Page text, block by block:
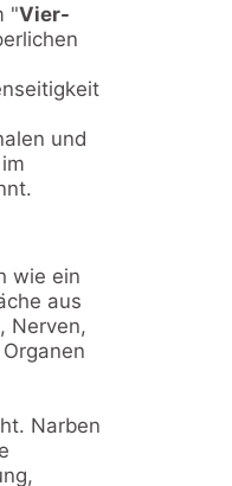
"Vier-
und
wie ein
aus
Nerven,
Narben